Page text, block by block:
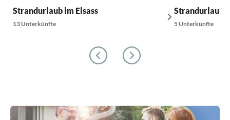
Strandurlaub im Elsass
13 Unterkünfte
Strandurlaub
5 Unterkünfte